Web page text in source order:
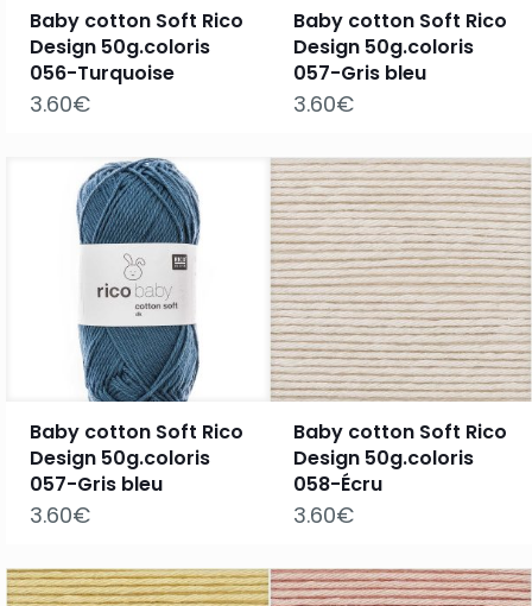
Baby cotton Soft Rico
Design 50g.coloris
056-Turquoise
3.60€
Baby cotton Soft Rico
Design 50g.coloris
057-Gris bleu
3.60€
Baby cotton Soft Rico
Design 50g.coloris
057-Gris bleu
3.60€
Baby cotton Soft Rico
Design 50g.coloris
058-Écru
3.60€